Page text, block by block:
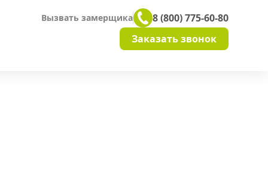
Вызвать замерщика
8 (800) 775-60-80
Заказать звонок